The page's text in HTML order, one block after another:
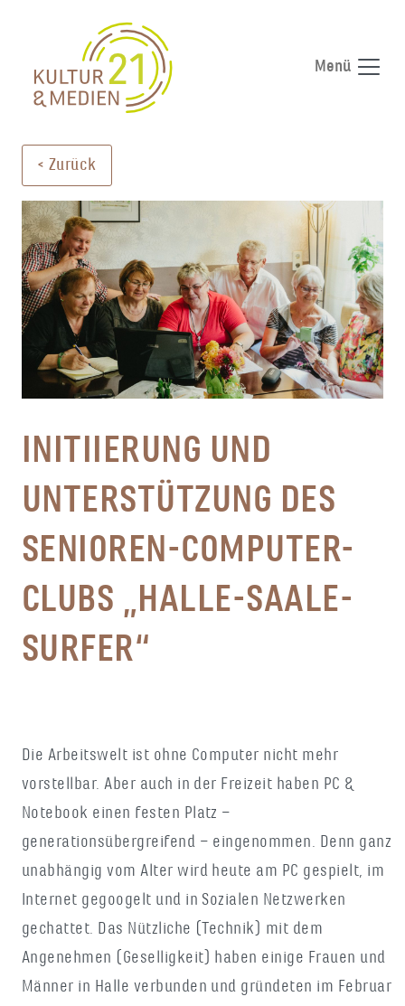
Direkt zum Inhalt wechseln
HAUPTNAVIGATION
Menü
< Zurück
INITIIERUNG UND
UNTERSTÜTZUNG DES
SENIOREN-COMPUTER-
CLUBS „HALLE-SAALE-
SURFER“
Die Arbeitswelt ist ohne Computer nicht mehr
vorstellbar. Aber auch in der Freizeit haben PC &
Notebook einen festen Platz –
generationsübergreifend – eingenommen. Denn ganz
unabhängig vom Alter wird heute am PC gespielt, im
Internet gegoogelt und in Sozialen Netzwerken
gechattet. Das Nützliche (Technik) mit dem
Angenehmen (Geselligkeit) haben einige Frauen und
Männer in Halle verbunden und gründeten im Februar